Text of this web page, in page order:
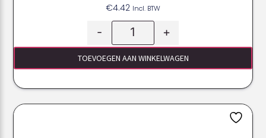
€4.42 Incl. BTW
- +
TOEVOEGEN AAN WINKELWAGEN